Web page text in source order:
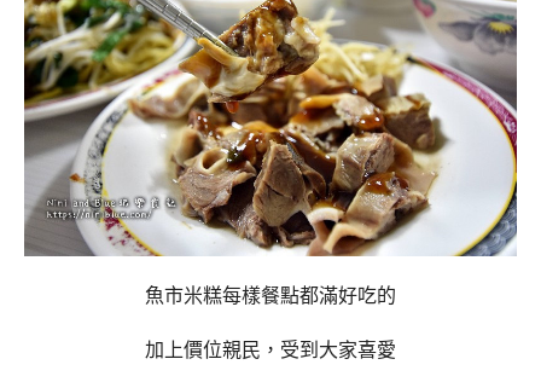
魚市米糕每樣餐點都滿好吃的
加上價位親民，受到大家喜愛